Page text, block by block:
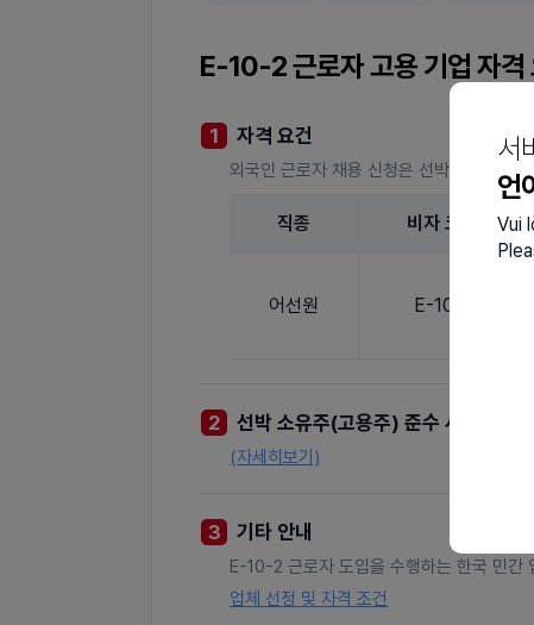
서
언
Vui
E-10-2 근로자 고용 기업 자격
1 자격 요건
외국인 근로자 채용 신청은 선박 소유주만
직종 비자 코드
어선원 E-10-2
2 선박 소유주(고용주) 준수 사항
(자세히보기)
3 기타 안내
E-10-2 근로자 도입을 수행하는 한국 민간
업체 선정 및 자격 조건